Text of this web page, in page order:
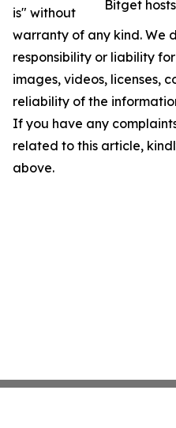
Bitget
is" without
warranty of any kind. We
responsibility or liability
images, videos, licenses,
reliability of the
If you have any
related to this article,
above.